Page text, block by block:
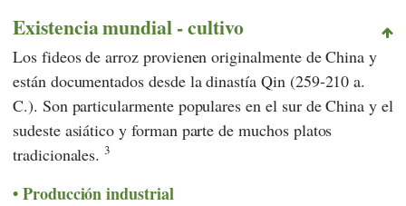
Existencia mundial - cultivo
Los fideos de arroz provienen originalmente de China y
están documentados desde la dinastía Qin (259-210 a.
C.). Son particularmente populares en el sur de China y el
sudeste asiático y forman parte de muchos platos
tradicionales.3
Producción industrial